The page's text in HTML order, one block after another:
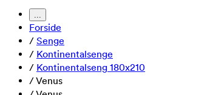
...
Forside
/ Senge
/ Kontinentalsenge
/ Kontinentalseng 180x210
/Venus